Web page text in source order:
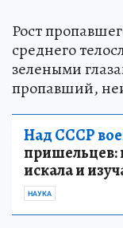
Рост
среднего
зелеными
пропавший,
Над СССР
пришельцев:
искала и
НАУКА